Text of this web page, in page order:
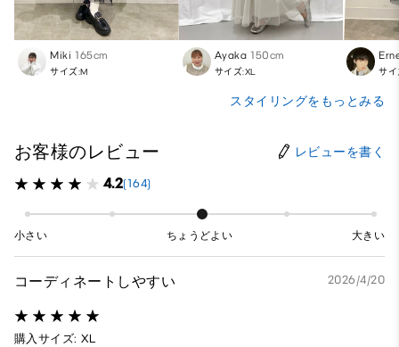
Miki 165cm
サイズ:M
Ayaka 150cm
サイズ:XL サ
スタイリングをもっとみる
お客様のレビュー レビューを書く
4.2(164)
小さい ちょうどよい 大きい
コーディネートしやすい 2026/4/20
購入サイズ: XL